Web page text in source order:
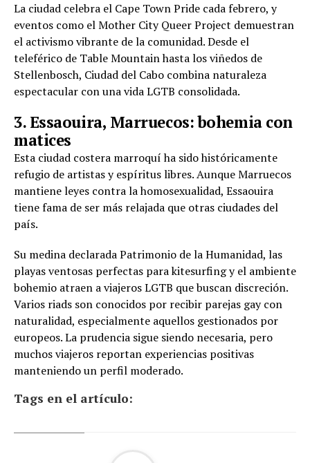
La ciudad celebra el Cape Town Pride cada febrero, y
eventos como el Mother City Queer Project demuestran
el activismo vibrante de la comunidad. Desde el
teleférico de Table Mountain hasta los viñedos de
Stellenbosch, Ciudad del Cabo combina naturaleza
espectacular con una vida LGTB consolidada.
3. Essaouira, Marruecos: bohemia con
matices
Esta ciudad costera marroquí ha sido históricamente
refugio de artistas y espíritus libres. Aunque Marruecos
mantiene leyes contra la homosexualidad, Essaouira
tiene fama de ser más relajada que otras ciudades del
país.
Su medina declarada Patrimonio de la Humanidad, las
playas ventosas perfectas para kitesurfing y el ambiente
bohemio atraen a viajeros LGTB que buscan discreción.
Varios riads son conocidos por recibir parejas gay con
naturalidad, especialmente aquellos gestionados por
europeos. La prudencia sigue siendo necesaria, pero
muchos viajeros reportan experiencias positivas
manteniendo un perfil moderado.
Tags en el artículo: